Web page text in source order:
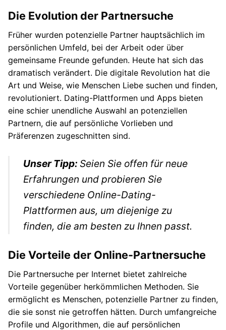
Die Evolution der Partnersuche
Früher wurden potenzielle Partner hauptsächlich im
persönlichen Umfeld, bei der Arbeit oder über
gemeinsame Freunde gefunden. Heute hat sich das
dramatisch verändert. Die digitale Revolution hat die
Art und Weise, wie Menschen Liebe suchen und finden,
revolutioniert. Dating-Plattformen und Apps bieten
eine schier unendliche Auswahl an potenziellen
Partnern, die auf persönliche Vorlieben und
Präferenzen zugeschnitten sind.
Unser Tipp: Seien Sie offen für neue
Erfahrungen und probieren Sie
verschiedene Online-Dating-
Plattformen aus, um diejenige zu
finden, die am besten zu Ihnen passt.
Die Vorteile der Online-Partnersuche
Die Partnersuche per Internet bietet zahlreiche
Vorteile gegenüber herkömmlichen Methoden. Sie
ermöglicht es Menschen, potenzielle Partner zu finden,
die sie sonst nie getroffen hätten. Durch umfangreiche
Profile und Algorithmen, die auf persönlichen